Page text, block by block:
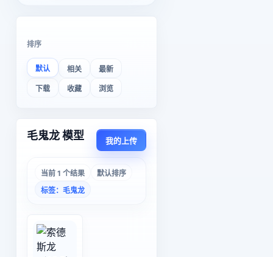
排序
默认 相关 最新
下载 收藏 浏览
毛鬼龙 模型 我的上传
当前 1 个结果
默认排序
标签：毛鬼龙